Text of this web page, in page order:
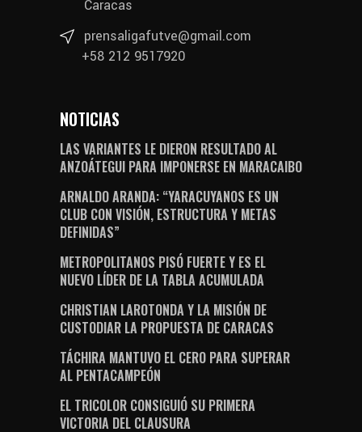
Caracas
prensaligafutve@gmail.com
+58 212 9517920
NOTICIAS
LAS VARIANTES LE DIERON RESULTADO AL
ANZOÁTEGUI PARA IMPONERSE EN MARACAIBO
ARNALDO ARANDA: “YARACUYANOS ES UN
CLUB CON VISIÓN, ESTRUCTURA Y METAS
DEFINIDAS”
METROPOLITANOS PISÓ FUERTE Y ES EL
NUEVO LÍDER DE LA TABLA ACUMULADA
CHRISTIAN LAROTONDA Y LA MISIÓN DE
CUSTODIAR LA PROPUESTA DE CARACAS
TÁCHIRA MANTUVO EL CERO PARA SUPERAR
AL PENTACAMPEÓN
EL TRICOLOR CONSIGUIÓ SU PRIMERA
VICTORIA DEL CLAUSURA